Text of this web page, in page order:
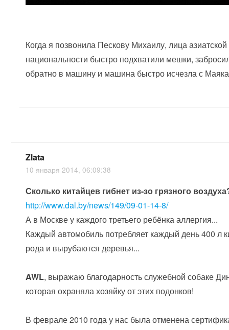
Когда я позвонила Пескову Михаилу, лица азиатской
национальности быстро подхватили мешки,
обратно в машину и машина быстро исчезла с
Zlata
10 января 2014, 06:09:38
Сколько китайцев гибнет из-зо грязного
http://www.dal.by/news/149/09-01-14-8/
А в Москве у каждого третьего ребёнка аллергия...
Каждый автомобиль потребляет каждый день 400 л
рода и вырубаются деревья...
AWL, выражаю благодарность служебной собаке
которая охраняла хозяйку от этих подонков!
В феврале 2010 года у нас была отменена